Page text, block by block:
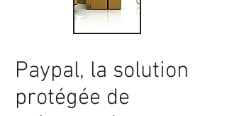
Paypal, la solution
protégée de